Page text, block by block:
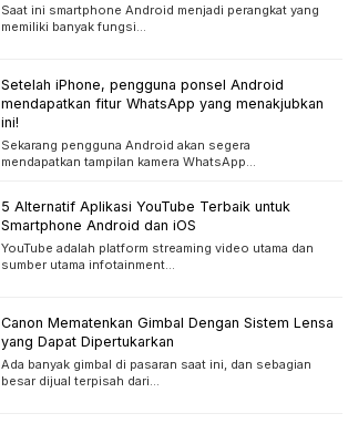
Saat ini smartphone Android menjadi perangkat yang
memiliki banyak fungsi…
Setelah iPhone, pengguna ponsel Android
mendapatkan fitur WhatsApp yang menakjubkan
ini!
Sekarang pengguna Android akan segera
mendapatkan tampilan kamera WhatsApp…
5 Alternatif Aplikasi YouTube Terbaik untuk
Smartphone Android dan iOS
YouTube adalah platform streaming video utama dan
sumber utama infotainment…
Canon Mematenkan Gimbal Dengan Sistem Lensa
yang Dapat Dipertukarkan
Ada banyak gimbal di pasaran saat ini, dan sebagian
besar dijual terpisah dari…